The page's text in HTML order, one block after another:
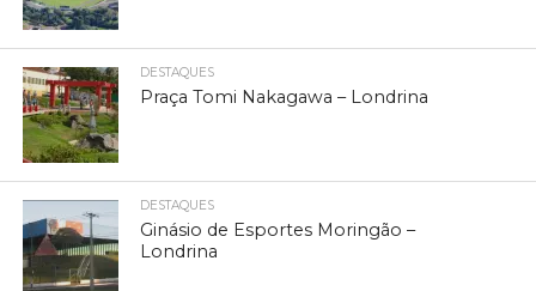
DESTAQUES
Praça Tomi Nakagawa – Londrina
DESTAQUES
Ginásio de Esportes Moringão –
Londrina